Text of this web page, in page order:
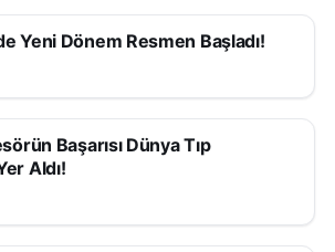
Yeni Dönem Resmen Başladı!
Başarısı Dünya Tıp
Aldı!